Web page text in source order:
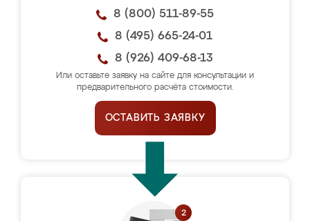
8 (800) 511-89-55
8 (495) 665-24-01
8 (926) 409-68-13
Или оставьте заявку на сайте для консультации и
предварительного расчёта стоимости.
ОСТАВИТЬ ЗАЯВКУ